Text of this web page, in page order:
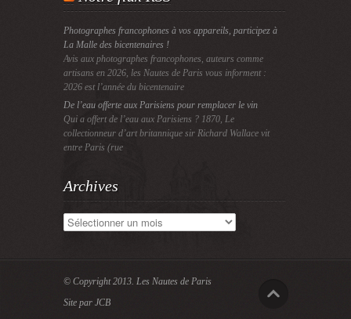
Photographes francophones à vos appareils, participez à
La Malle des bicentenaires !
Avis aux photographes francophones, auteurs comme
artisans en 2026, les Nautes de Paris vous informent :
2026 est l’année du bicentenaire
De l’eau offerte aux Parisiens pour remplacer le vin
Qui a offert de l’eau aux Parisiens ? 1870, Le
collectionneur d’art britannique sir Richard Wallace vit
entre Paris (rue
Archives
Archives
© Copyright 2013. Les Nautes de Paris
Site par JCB